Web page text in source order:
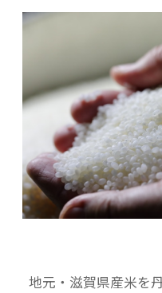
地元・滋賀県産米を